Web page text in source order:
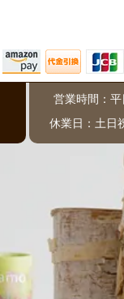
営業時間：
休業日：土日